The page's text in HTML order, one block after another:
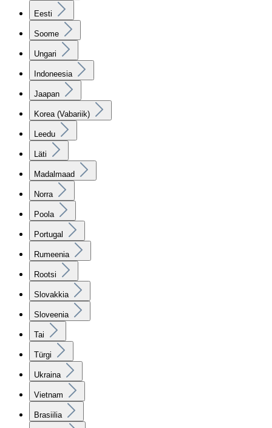
Eesti
Soome
Ungari
Indoneesia
Jaapan
Korea (Vabariik)
Leedu
Läti
Madalmaad
Norra
Poola
Portugal
Rumeenia
Rootsi
Slovakkia
Sloveenia
Tai
Türgi
Ukraina
Vietnam
Brasiilia